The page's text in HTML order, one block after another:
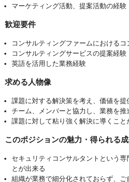
マーケティング活動、提案活動の経験
歓迎要件
コンサルティングファームにおける
コンサルティングサービスの提案経験
英語を活用した業務経験
求める人物像
課題に対する解決策を考え、価値を
チーム、メンバーと協力し、業務を推
課題に対して粘り強く解決に導くこと
このポジションの魅力・得られる
セキュリティコンサルタントという専
とが出来る
組織が業務で細分化されておらず、